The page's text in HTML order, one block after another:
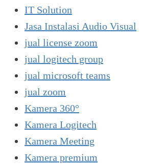
IT Solution
Jasa Instalasi Audio Visual
jual license zoom
jual logitech group
jual microsoft teams
jual zoom
Kamera 360°
Kamera Logitech
Kamera Meeting
Kamera premium